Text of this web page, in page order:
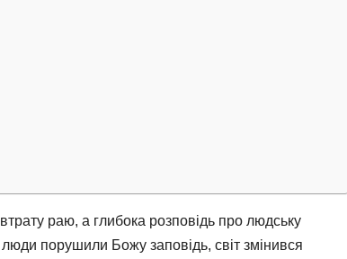
раю, а глибока розповідь про людську
порушили Божу заповідь, світ змінився